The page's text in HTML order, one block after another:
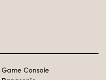
Game Console